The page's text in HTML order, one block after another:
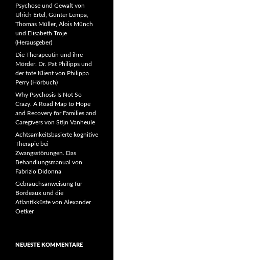
Psychose und Gewalt von
Ulrich Ertel, Günter Lempa,
Thomas Müller, Alois Münch
und Elisabeth Troje
(Herausgeber)
Die Therapeutin und ihre
Mörder. Dr. Pat Philipps und
der tote Klient von Philippa
Perry (Hörbuch)
Why Psychosis Is Not So
Crazy. A Road Map to Hope
and Recovery for Families and
Caregivers von Stijn Vanheule
Achtsamkeitsbasierte kognitive
Therapie bei
Zwangsstörungen. Das
Behandlungsmanual von
Fabrizio Didonna
Gebrauchsanweisung für
Bordeaux und die
Atlantikküste von Alexander
Oetker
NEUESTE KOMMENTARE